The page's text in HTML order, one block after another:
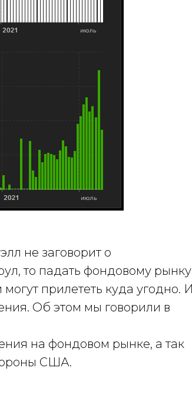
не заговорит о
то падать фондовому рынку
прилететь куда угодно. И
Об этом мы говорили в
на фондовом рынке, а так
США.